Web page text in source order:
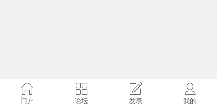
门户 论坛 发表 我的